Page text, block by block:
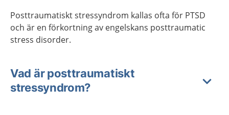
Posttraumatiskt stressyndrom kallas ofta för PTSD
och är en förkortning av engelskans posttraumatic
stress disorder.
Vad är posttraumatiskt
stressyndrom?